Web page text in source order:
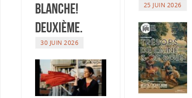
Blanche!
Deuxième.
30 JUIN 2026
25 JUIN 2026